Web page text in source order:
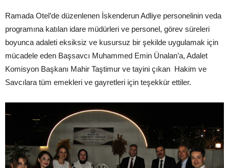
Ramada Otel’de düzenlenen İskenderun Adliye personelinin veda
programına katılan idare müdürleri ve personel, görev süreleri
boyunca adaleti eksiksiz ve kusursuz bir şekilde uygulamak için
mücadele eden Başsavcı Muhammed Emin Ünalan’a, Adalet
Komisyon Başkanı Mahir Taştimur ve tayini çıkan Hakim ve
Savcılara tüm emekleri ve gayretleri için teşekkür ettiler.